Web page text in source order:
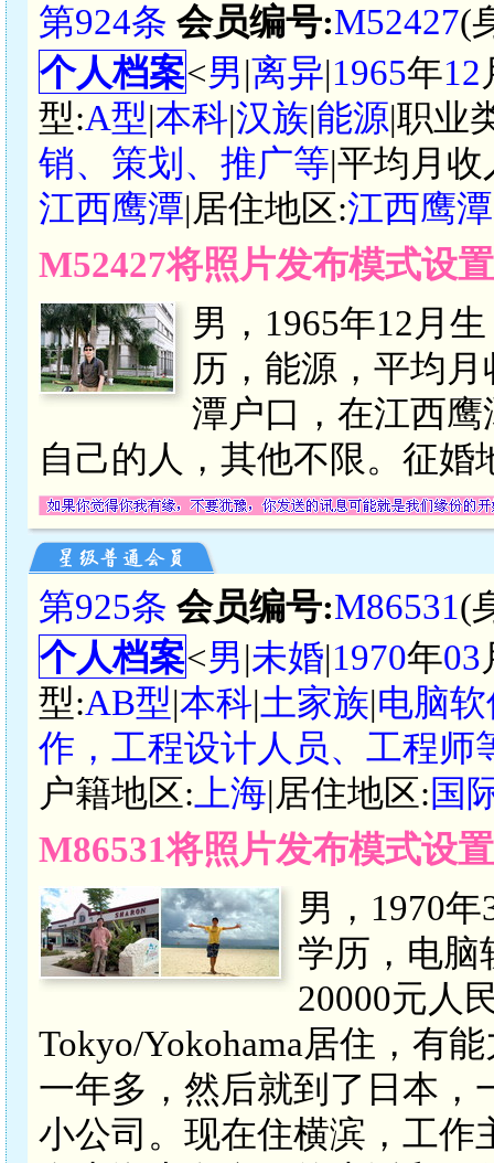
第924条 会员编号:M52427(
个人档案<男|离异|1965年12
型:A型|本科|汉族|能源|职业
销、策划、推广等|平均月收
江西鹰潭|居住地区:江西鹰潭
M52427将照片发布模式设
男，1965年12月
历，能源，平均
潭户口，在江西
自己的人，其他不限。征婚
第925条 会员编号:M86531(
个人档案<男|未婚|1970年03
型:AB型|本科|土家族|电脑
作，工程设计人员、工程师
户籍地区: 上海|居住地区: 国
M86531将照片发布模式设
男，1970
学历，电脑
20000元人
Tokyo/Yokohama居住，有
一年多，然后就到了日本，
小公司。现在住横滨，工作